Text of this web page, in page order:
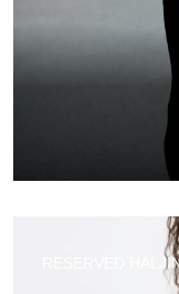
RESERVED